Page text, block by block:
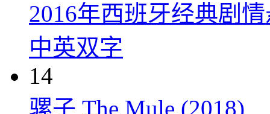
2016年西班牙经典剧
中英双字
14
骡子 The Mule (2018)